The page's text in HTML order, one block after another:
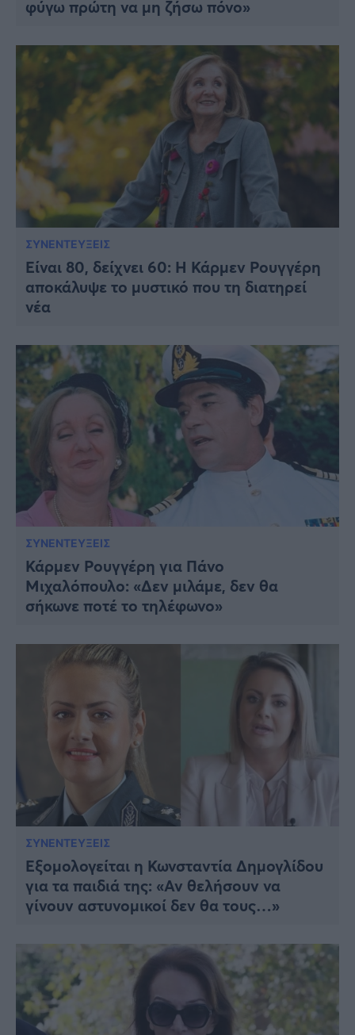
φύγω πρώτη να μη ζήσω πόνο»
ΣΥΝΕΝΤΕΥΞΕΙΣ
Είναι 80, δείχνει 60: Η Κάρμεν Ρουγγέρη
αποκάλυψε το μυστικό που τη διατηρεί
νέα
ΣΥΝΕΝΤΕΥΞΕΙΣ
Κάρμεν Ρουγγέρη για Πάνο
Μιχαλόπουλο: «Δεν μιλάμε, δεν θα
σήκωνε ποτέ το τηλέφωνο»
ΣΥΝΕΝΤΕΥΞΕΙΣ
Εξομολογείται η Κωνσταντία Δημογλίδου
για τα παιδιά της: «Αν θελήσουν να
γίνουν αστυνομικοί δεν θα τους…»